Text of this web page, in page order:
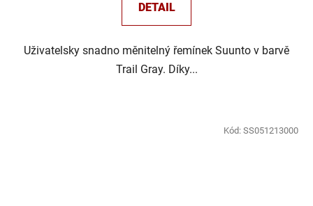
DETAIL
Uživatelsky snadno měnitelný řemínek Suunto v barvě
Trail Gray. Díky...
Kód: SS051213000